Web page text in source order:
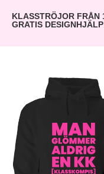
KLASSTRÖJOR FRÅN
GRATIS DESIGNHJÄLP